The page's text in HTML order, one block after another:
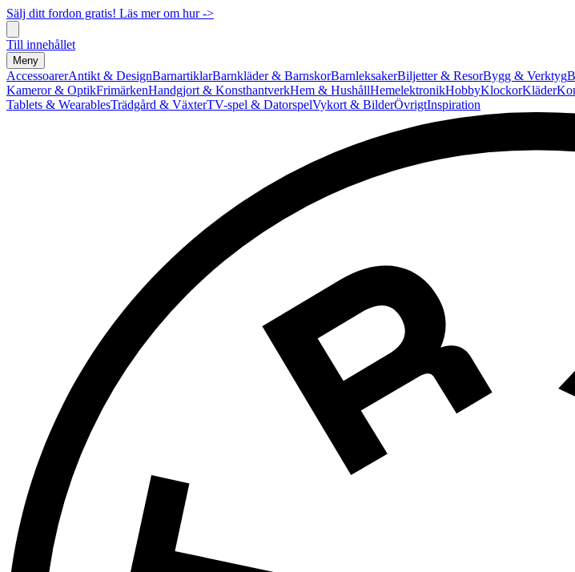
Sälj ditt fordon gratis! Läs mer om hur ->
Till innehållet
Meny
AccessoarerAntikt & DesignBarnartiklarBarnkläder & BarnskorBarnleksakerBiljetter & ResorBygg & Verktyg
Kameror & OptikFrimärkenHandgjort & KonsthantverkHem & HushållHemelektronikHobbyKlockorKläder
Tablets & WearablesTrädgård & VäxterTV-spel & DatorspelVykort & BilderÖvrigtInspiration